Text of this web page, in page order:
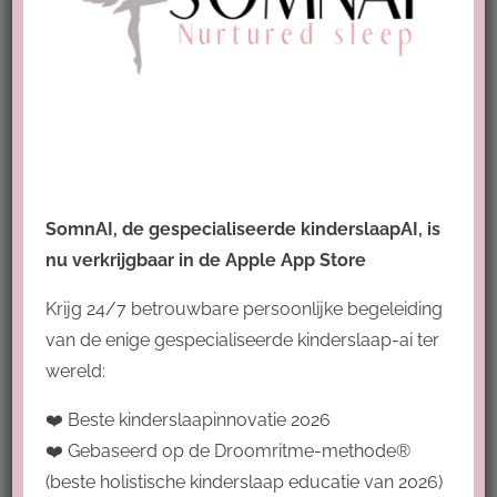
Copycat Saar Bliss
slaapproblemen
Saar Bliss is een copycat die geen
content creëert maar dupliceert, zo heeft
de rechter uitgesproken.
SomnAI, de gespecialiseerde kinderslaapAI, is
nu verkrijgbaar in de Apple App Store
Krijg 24/7 betrouwbare persoonlijke begeleiding
van de enige gespecialiseerde kinderslaap-ai ter
wereld:
❤️ Beste kinderslaapinnovatie 2026
❤️ Gebaseerd op de Droomritme-methode®
(beste holistische kinderslaap educatie van 2026)